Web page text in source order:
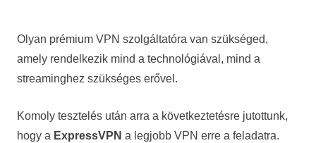
Olyan prémium VPN szolgáltatóra van szükséged,
amely rendelkezik mind a technológiával, mind a
streaminghez szükséges erővel.
Komoly tesztelés után arra a következtetésre jutottunk,
hogy a ExpressVPN a legjobb VPN erre a feladatra.